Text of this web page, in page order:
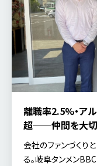
離職率2.5%・ア
超──仲間を大切
阜タンメンBBC
組み
会社のファンづくり
る。岐阜タンメン